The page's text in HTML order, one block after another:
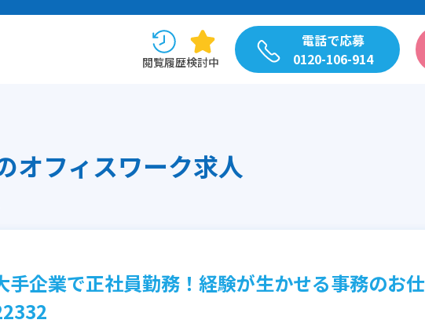
閲覧履歴検討中
電話で応募
0120-106-914
オフィスワーク求人
手企業で正社員勤務！経験が生かせる事務のお仕